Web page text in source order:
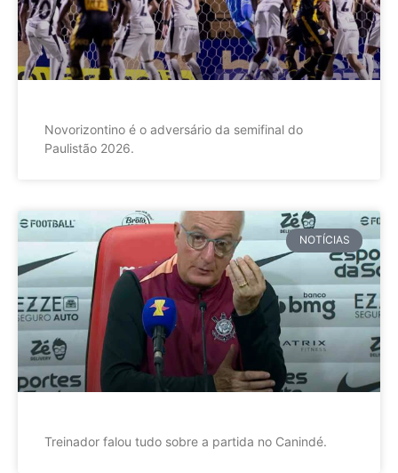
Novorizontino é o adversário da semifinal do
Paulistão 2026.
NOTÍCIAS
Treinador falou tudo sobre a partida no Canindé.